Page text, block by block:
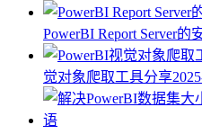
PowerBI Report Server的
觉对象爬取工具分享